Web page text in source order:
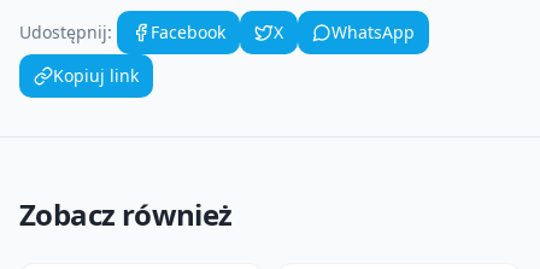
Udostępnij: Facebook X
WhatsApp
Kopiuj link
Zobacz również